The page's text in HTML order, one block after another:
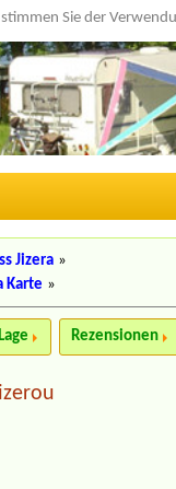
Sie der
Jizera »
Karte »
Rezensionen